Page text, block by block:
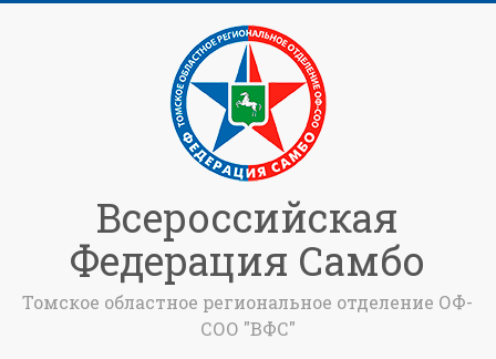
Всероссийская
Федерация Самбо
Томское областное региональное отделение ОФ-
СОО "ВФС"